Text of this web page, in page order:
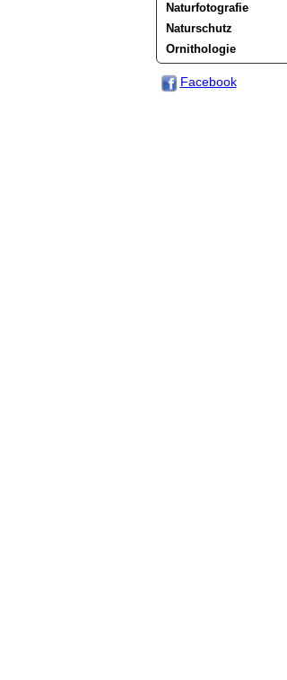
Naturfotografie
Naturschutz
Ornithologie
Facebook